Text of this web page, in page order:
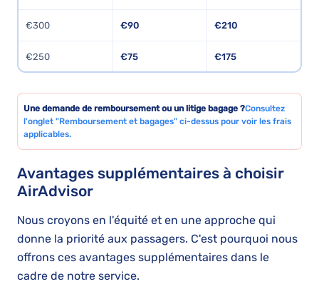
€300 €90 €210
€250 €75 €175
Une demande de remboursement ou un litige bagage ?Consultez
l'onglet "Remboursement et bagages" ci-dessus pour voir les frais
applicables.
Avantages supplémentaires à choisir
AirAdvisor
Nous croyons en l'équité et en une approche qui
donne la priorité aux passagers. C'est pourquoi nous
offrons ces avantages supplémentaires dans le
cadre de notre service.